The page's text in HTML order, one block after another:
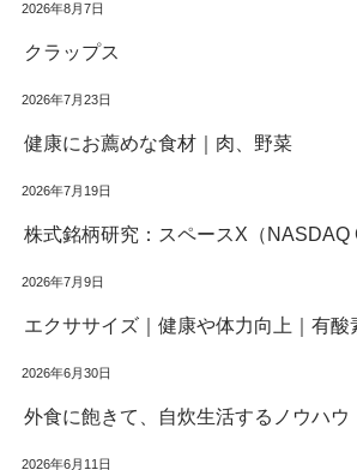
2026年8月7日
クラップス
2026年7月23日
健康にお薦めな食材｜肉、野菜
2026年7月19日
株式銘柄研究：スペースX（NASDAQ
2026年7月9日
エクササイズ｜健康や体力向上｜有酸
2026年6月30日
外食に飽きて、自炊生活するノウハウ
2026年6月11日